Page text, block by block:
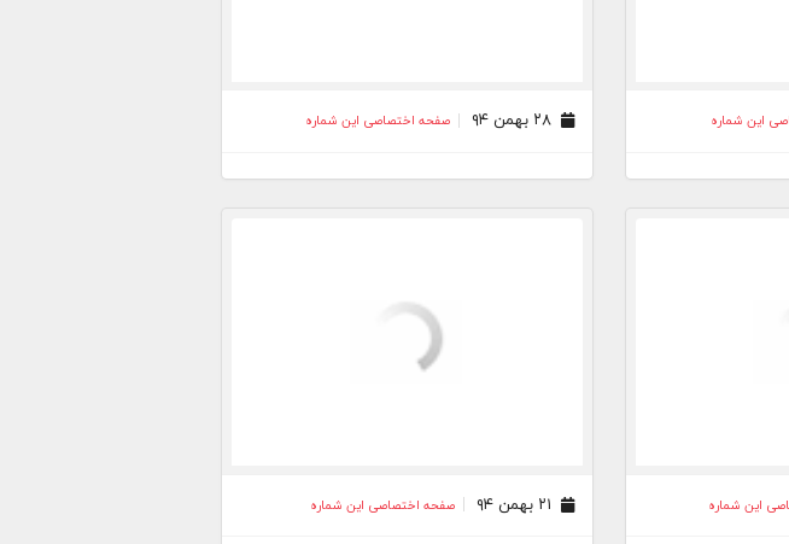
این شماره صفحه اختصاصی این شماره
این شماره صفحه اختصاصی این شماره